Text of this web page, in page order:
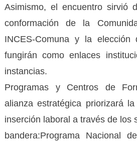
Asimismo, el encuentro sirvió
conformación de la
INCES-Comuna y la
fungirán como enlaces
instancias.
Programas y Centros de
alianza estratégica priorizará
inserción laboral a través de los
bandera:Programa Nacional